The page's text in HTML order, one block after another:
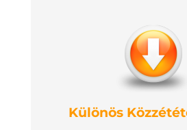
Különös